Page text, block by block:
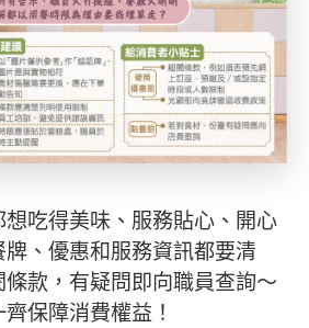
吃得美味、服務貼心、開心
、優惠和服務資訊都要清
款，有疑問即向職員查詢～
保障消費權益！